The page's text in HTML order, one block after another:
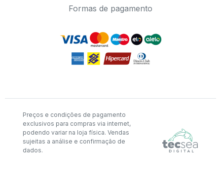
Formas de pagamento
Preços e condições de pagamento
exclusivos para compras via internet,
podendo variar na loja física. Vendas
sujeitas a análise e confirmação de
dados.